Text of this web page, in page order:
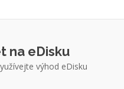
na eDisku
výhod eDisku